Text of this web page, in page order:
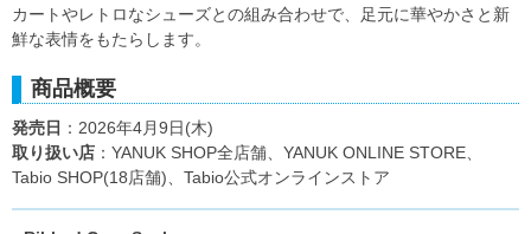
カートやレトロなシューズとの組み合わせで、足元に華やかさと新
鮮な表情をもたらします。
商品概要
発売日 ：2026年4月9日(木)
取り扱い店 ：YANUK SHOP全店舗、YANUK ONLINE STORE、
Tabio SHOP(18店舗)、Tabio公式オンラインストア